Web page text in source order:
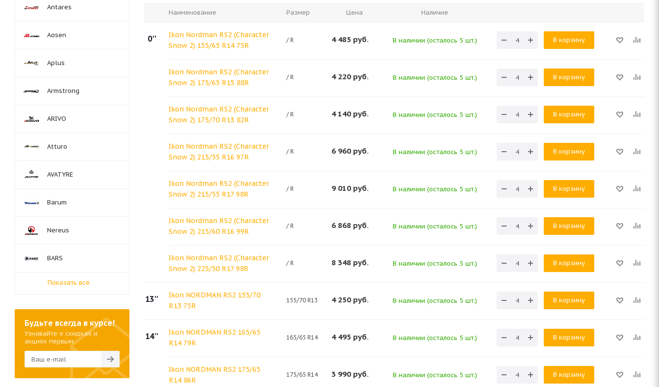
Наименование Размер Цена Наличие
0''
Ikon Nordman RS2 (Character
Snow 2) 155/65 R14 75R
/ R 4 485 руб. В наличии (осталось 5 шт.) В корзину
Ikon Nordman RS2 (Character
Snow 2) 175/65 R15 88R
/ R 4 220 руб. В наличии (осталось 5 шт.) В корзину
Ikon Nordman RS2 (Character
Snow 2) 175/70 R13 82R
/ R 4 140 руб. В наличии (осталось 5 шт.) В корзину
Ikon Nordman RS2 (Character
Snow 2) 215/55 R16 97R
/ R 6 960 руб. В наличии (осталось 5 шт.) В корзину
Ikon Nordman RS2 (Character
Snow 2) 215/55 R17 98R
/ R 9 010 руб. В наличии (осталось 5 шт.) В корзину
Ikon Nordman RS2 (Character
Snow 2) 215/60 R16 99R
/ R 6 868 руб. В наличии (осталось 5 шт.) В корзину
Ikon Nordman RS2 (Character
Snow 2) 225/50 R17 98R
/ R 8 348 руб. В наличии (осталось 5 шт.) В корзину
13''
Ikon NORDMAN RS2 155/70
R13 75R
155/70 R13 4 250 руб. В наличии (осталось 5 шт.) В корзину
14''
Ikon NORDMAN RS2 165/65
R14 79R
165/65 R14 4 495 руб. В наличии (осталось 5 шт.) В корзину
Ikon NORDMAN RS2 175/65
R14 86R
175/65 R14 3 990 руб. В наличии (осталось 5 шт.) В корзину
Antares
Aosen
Aplus
Armstrong
ARIVO
Atturo
AVATYRE
Barum
Nereus
BARS
Показать все
Будьте всегда в курсе!
Узнавайте о скидках и
акциях первым